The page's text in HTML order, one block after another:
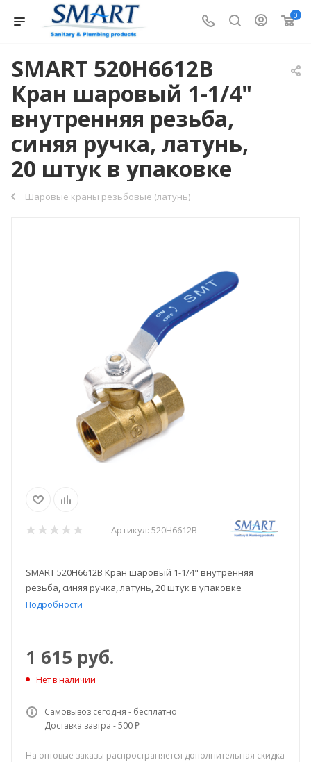
0
SMART 520H6612B
Кран шаровый 1-1/4"
внутренняя резьба,
синяя ручка, латунь,
20 штук в упаковке
Шаровые краны резьбовые (латунь)
Артикул: 520H6612B
SMART 520H6612B Кран шаровый 1-1/4" внутренняя
резьба, синяя ручка, латунь, 20 штук в упаковке
Подробности
1 615 руб.
Нет в наличии
Самовывоз сегодня - бесплатно
Доставка завтра - 500 ₽
На оптовые заказы распространяется дополнительная скидка